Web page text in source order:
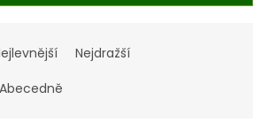
Nejdražší
Abecedně